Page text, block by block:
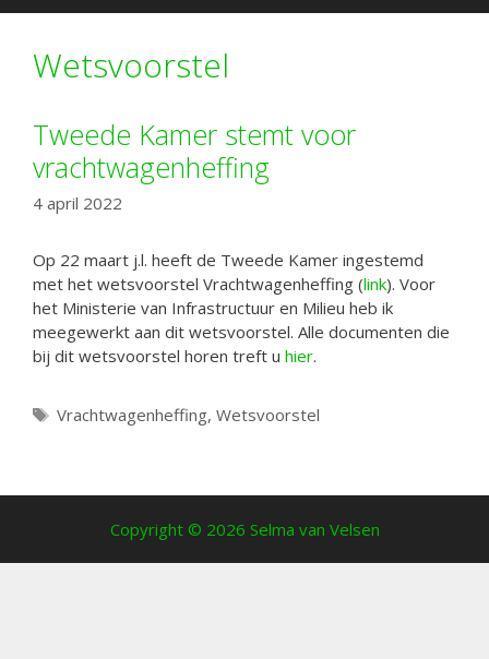
Wetsvoorstel
Tweede Kamer stemt voor
vrachtwagenheffing
4 april 2022
Op 22 maart j.l. heeft de Tweede Kamer ingestemd
met het wetsvoorstel Vrachtwagenheffing (link). Voor
het Ministerie van Infrastructuur en Milieu heb ik
meegewerkt aan dit wetsvoorstel. Alle documenten die
bij dit wetsvoorstel horen treft u hier.
Tags
Vrachtwagenheffing, Wetsvoorstel
Copyright © 2026 Selma van Velsen